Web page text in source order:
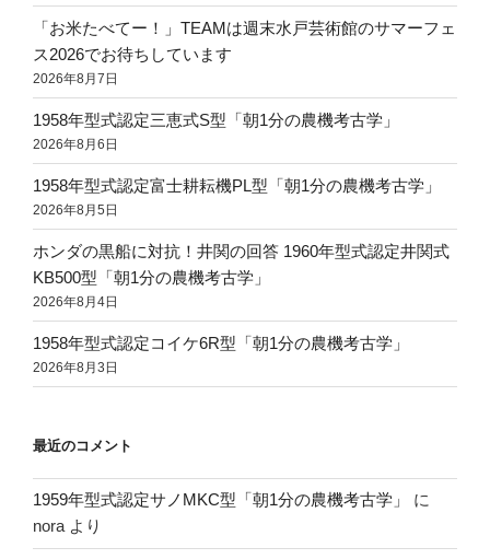
「お米たべてー！」TEAMは週末水戸芸術館のサマーフェ
ス2026でお待ちしています
2026年8月7日
1958年型式認定三恵式S型「朝1分の農機考古学」
2026年8月6日
1958年型式認定富士耕耘機PL型「朝1分の農機考古学」
2026年8月5日
ホンダの黒船に対抗！井関の回答 1960年型式認定井関式
KB500型「朝1分の農機考古学」
2026年8月4日
1958年型式認定コイケ6R型「朝1分の農機考古学」
2026年8月3日
最近のコメント
1959年型式認定サノMKC型「朝1分の農機考古学」
に
nora より